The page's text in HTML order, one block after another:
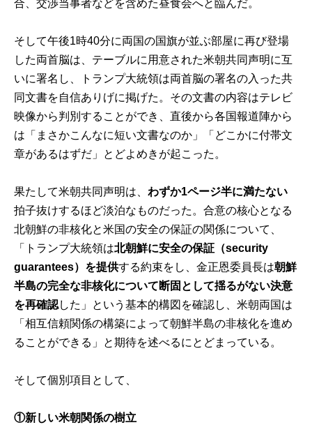
合、交渉当事者などを含めた昼食会へと臨んだ。
そして午後1時40分に両国の国旗が並ぶ部屋に再び登場
した両首脳は、テーブルに用意された米朝共同声明に互
いに署名し、トランプ大統領は両首脳の署名の入った共
同文書を自信ありげに掲げた。その文書の内容はテレビ
映像から判別することができ、直後から各国報道陣から
は「まさかこんなに短い文書なのか」「どこかに付帯文
章があるはずだ」とどよめきが起こった。
果たして米朝共同声明は、わずか1ページ半に満たない
拍子抜けするほど淡泊なものだった。合意の核心となる
北朝鮮の非核化と米国の安全の保証の関係について、
「トランプ大統領は北朝鮮に安全の保証（security
guarantees）を提供する約束をし、金正恩委員長は朝鮮
半島の完全な非核化について断固として揺るがない決意
を再確認した」という基本的構図を確認し、米朝両国は
「相互信頼関係の構築によって朝鮮半島の非核化を進め
ることができる」と期待を述べるにとどまっている。
そして個別項目として、
①新しい米朝関係の樹立